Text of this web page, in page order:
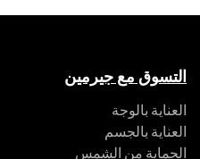
التسوق مع جيرمين
العناية بالوجة
العناية بالجسم
الحماية من الشمس